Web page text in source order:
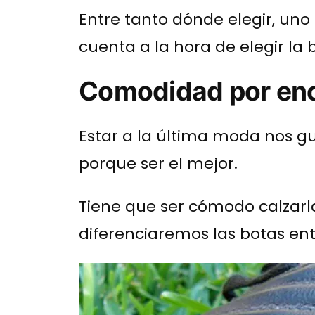
Entre tanto dónde elegir,
cuenta a la hora de elegir la
Comodidad por
Estar a la última moda nos
porque ser el mejor.
Tiene que ser cómodo
diferenciaremos las botas